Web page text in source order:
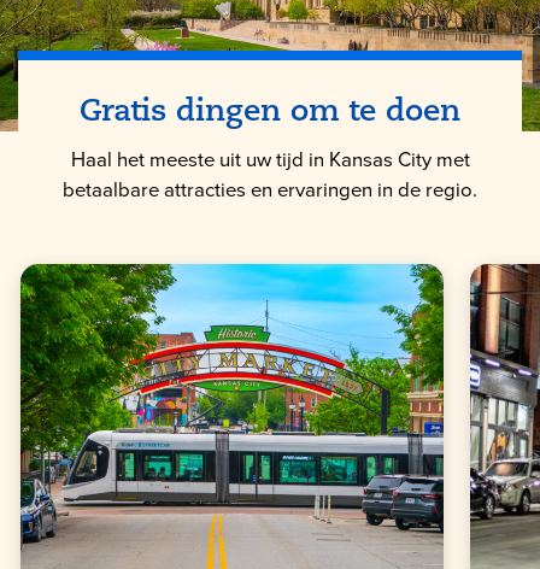
Gratis dingen om te doen
Haal het meeste uit uw tijd in Kansas City met
betaalbare attracties en ervaringen in de regio.